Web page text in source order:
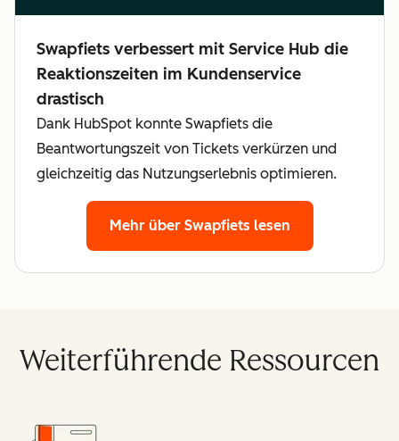
Swapfiets verbessert mit Service Hub die
Reaktionszeiten im Kundenservice
drastisch
Dank HubSpot konnte Swapfiets die
Beantwortungszeit von Tickets verkürzen und
gleichzeitig das Nutzungserlebnis optimieren.
Mehr über Swapfiets lesen
Weiterführende Ressourcen